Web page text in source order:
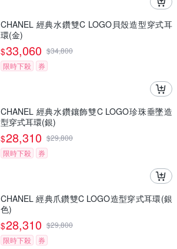
CHANEL 經典水鑽雙C LOGO貝殼造型穿式耳
環(金)
$33,060 $34,800
限時下殺
券
CHANEL 經典水鑽鑲飾雙C LOGO珍珠垂墜造
型穿式耳環(銀)
$28,310 $29,800
限時下殺
券
CHANEL 經典爪鑽雙C LOGO造型穿式耳環(銀
色)
$28,310 $29,800
限時下殺
券